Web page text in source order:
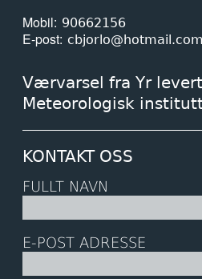
Mobil
90662156
E-post cbjorlo@hotmail.com
Værvarsel fra Yr
Meteorologisk
KONTAKT OSS
FULLT NAVN
E-POST ADRESSE